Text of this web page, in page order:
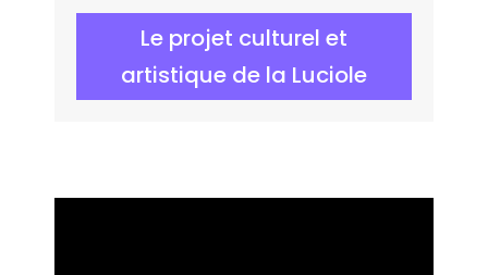
Le projet culturel et
artistique de la Luciole